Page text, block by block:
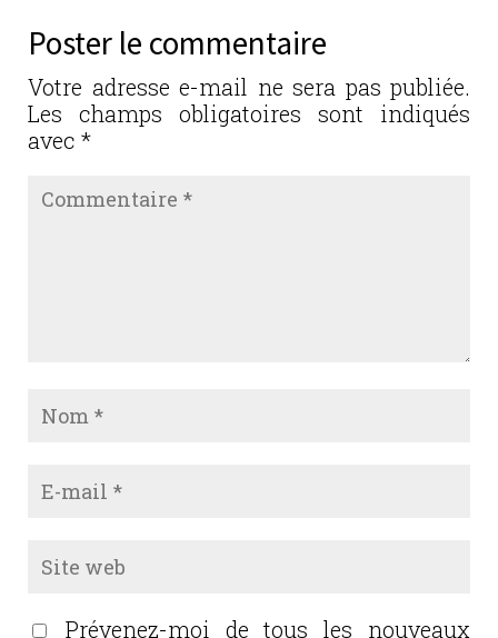
b
o
o
k
r
n
er
Poster le commentaire
Votre adresse e-mail ne sera pas publiée.
Les champs obligatoires sont indiqués
avec *
Prévenez-moi de tous les nouveaux